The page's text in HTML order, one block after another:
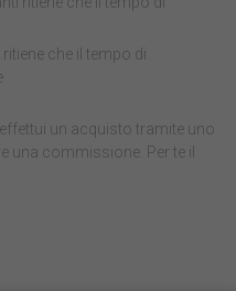
che il tempo di
un acquisto tramite uno
una commissione. Per te il